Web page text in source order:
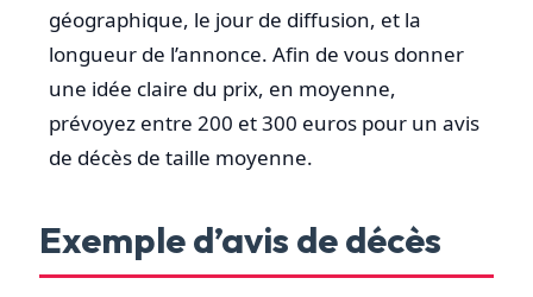
géographique, le jour de diffusion, et la
longueur de l’annonce. Afin de vous donner
une idée claire du prix, en moyenne,
prévoyez entre 200 et 300 euros pour un avis
de décès de taille moyenne.
Exemple d’avis de décès